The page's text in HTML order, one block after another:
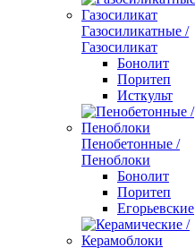
Газосиликатные /
Газосиликат
Бонолит
Поритеп
Исткульт
Пенобетонные /
Пеноблоки
Бонолит
Поритеп
Егорьевские